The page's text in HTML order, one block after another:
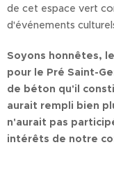
de cet espace vert
d'événements
Soyons honnêtes,
pour le Pré Saint-
de béton qu'il
aurait rempli bien
n'aurait pas
intérêts de notre